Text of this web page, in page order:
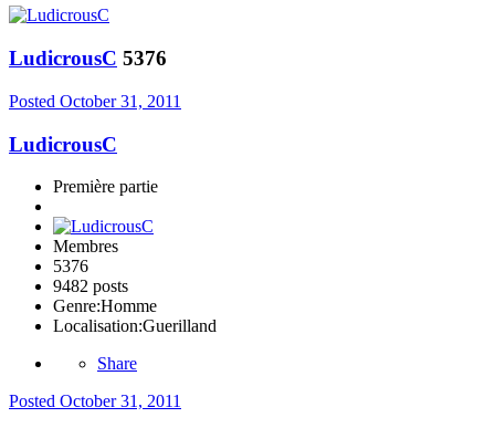
LudicrousC 5376
Posted October 31, 2011
LudicrousC
Première partie
Membres
5376
9482 posts
Genre:Homme
Localisation:Guerilland
Share
Posted October 31, 2011